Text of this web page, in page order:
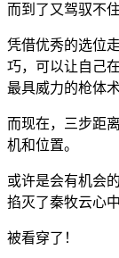
而到了又驾驭不
凭借优秀的选位
巧，可以让自己
最具威力的枪体术
而现在，三步距
机和位置。
或许是会有机会
掐灭了秦牧云心
被看穿了！